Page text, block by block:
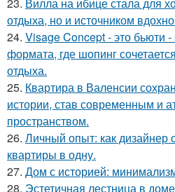
отдыха, но и источником
24. Visage Concept - это бьюти -
формата, где шопинг
отдыха.
25. Квартира в Валенсии
истории, став современным и
пространством.
26. Личный опыт: как дизайнер
квартиры в одну.
27. Дом с историей:
28. Эстетичная лестница в